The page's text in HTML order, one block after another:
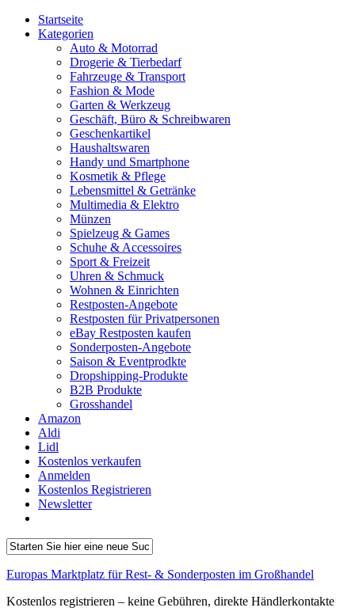
Startseite
Kategorien
Auto & Motorrad
Drogerie & Tierbedarf
Fahrzeuge & Transport
Fashion & Mode
Garten & Werkzeug
Geschäft, Büro & Schreibwaren
Geschenkartikel
Haushaltswaren
Handy und Smartphone
Kosmetik & Pflege
Lebensmittel & Getränke
Multimedia & Elektro
Münzen
Spielzeug & Games
Schuhe & Accessoires
Sport & Freizeit
Uhren & Schmuck
Wohnen & Einrichten
Restposten-Angebote
Restposten für Privatpersonen
eBay Restposten kaufen
Sonderposten-Angebote
Saison & Eventprodkte
Dropshipping-Produkte
B2B Produkte
Grosshandel
Amazon
Aldi
Lidl
Kostenlos verkaufen
Anmelden
Kostenlos Registrieren
Newsletter
Europas Marktplatz für Rest- & Sonderposten im Großhandel
Kostenlos registrieren – keine Gebühren, direkte Händlerkontakte